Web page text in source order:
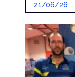
21/06/26